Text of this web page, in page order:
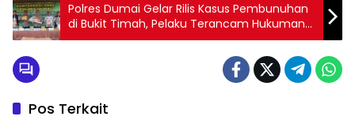
Polres Dumai Gelar Rilis Kasus Pembunuhan
di Bukit Timah, Pelaku Terancam Hukuman
Seumur Hidup
Pos Terkait